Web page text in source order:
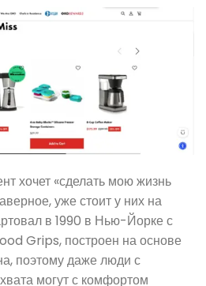
хочет «сделать мою жизнь
уже стоит у них на
в 1990 в Нью-Йорке с
Grips, построен на основе
поэтому даже люди с
могут с комфортом